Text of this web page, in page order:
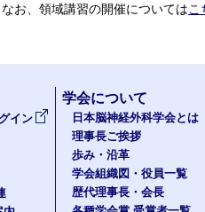
お、領域講習の開催についてはこ
イン
学会について
日本脳神経外科学会とは
理事長ご挨拶
歩み・沿革
学会組織図・役員一覧
歴代理事長・会長